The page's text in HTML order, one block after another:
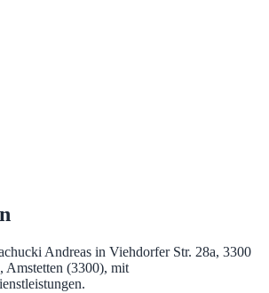
Andreas in Viehdorfer Str. 28a, 3300
Amstetten (3300), mit